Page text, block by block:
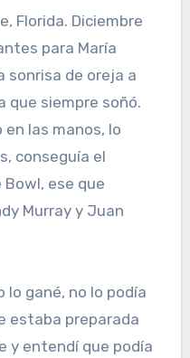
para María
sonrisa de oreja a
que siempre soñó.
las manos, lo
conseguía el
ese que
Murray y Juan
lo gané, no lo podía
estaba preparada
y entendí que podía